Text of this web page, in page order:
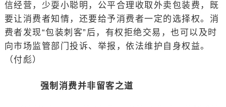
信经营，少耍小聪明，公平合理收取外卖包装费，既
要让消费者知情，还要给予消费者一定的选择权。消
费者发现“包装刺客”后，有权拒绝交易，也可以及时
向市场监管部门投诉、举报，依法维护自身权益。
（付彪）
强制消费并非留客之道